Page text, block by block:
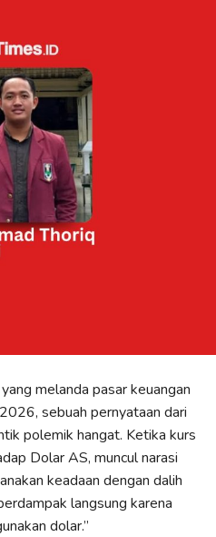
melanda pasar keuangan
sebuah pernyataan dari
polemik hangat. Ketika kurs
Dolar AS, muncul narasi
keadaan dengan dalih
langsung karena
dolar.”